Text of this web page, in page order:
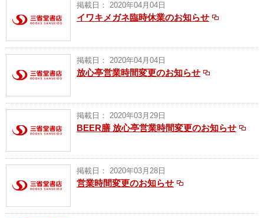
掲載日： 2020年04月04日
イワキメガネ臨時休業のお知らせ
掲載日： 2020年04月04日
放心亭営業時間変更のお知らせ
掲載日： 2020年03月29日
BEER膳 放心亭営業時間変更のお知らせ
掲載日： 2020年03月28日
営業時間変更のお知らせ